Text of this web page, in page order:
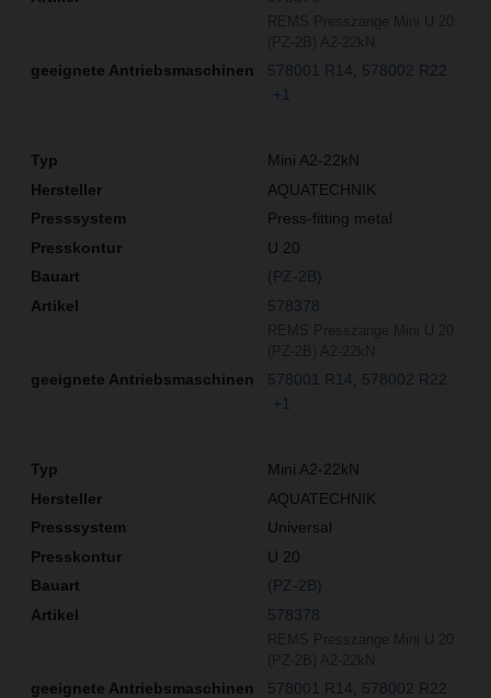
578001 R14
578002 R22
+1
Mini A2-22kN
AQUATECHNIK
Press-fitting metal
U 20
(PZ-2B)
578378
578001 R14
578002 R22
+1
Mini A2-22kN
AQUATECHNIK
Universal
U 20
(PZ-2B)
578378
578001 R14
578002 R22